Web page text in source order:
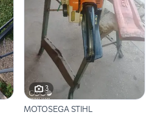
3
MOTOSEGA STIHL